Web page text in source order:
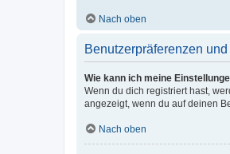
Nach oben
Benutzerpräferenzen
Wie kann ich meine
Wenn du dich registriert hast,
angezeigt, wenn du auf deinen
Nach oben